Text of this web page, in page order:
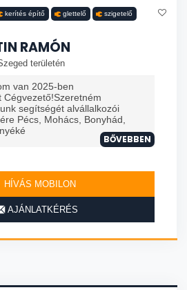
kerítés építő glettelő szigetelő
RAMÓN
területén
van 2025-ben
Cégvezető!Szeretném
segítségét alvállalkozói
Pécs, Mohács, Bonyhád,
BŐVEBBEN
HÍVÁS MOBILON
AJÁNLATKÉRÉS